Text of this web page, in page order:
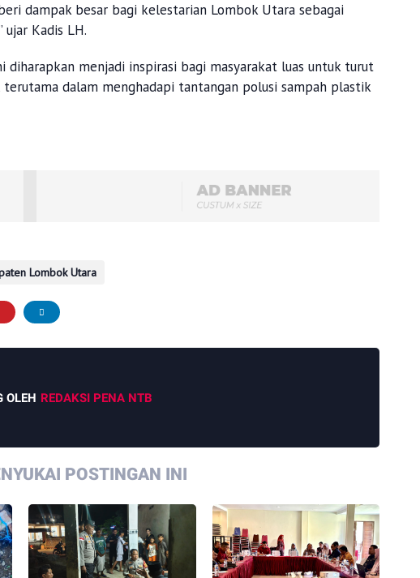
dampak besar bagi kelestarian Lombok Utara sebagai
ujar Kadis LH.
diharapkan menjadi inspirasi bagi masyarakat luas untuk turut
dalam menghadapi tantangan polusi sampah plastik
Lombok Utara
OLEH REDAKSI PENA NTB
POSTINGAN INI